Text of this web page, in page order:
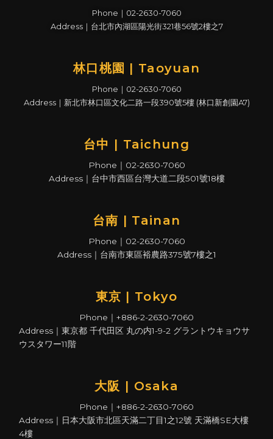
Phone｜02-2630-7060
Address｜台北市內湖區陽光街321巷56號2樓之7
林口桃園 | Taoyuan
Phone｜02-2630-7060
Address｜新北市林口區文化二路一段390號5樓 (林口新創園A7)
台中 | Taichung
Phone｜02-2630-7060
Address｜台中市西區台灣大道二段501號18樓
台南 | Tainan
Phone｜02-2630-7060
Address｜台南市東區裕農路375號7樓之1
東京 | Tokyo
Phone｜+886-2-2630-7060
Address｜東京都 千代田区 丸の内1-9-2 グラントウキョウサ
ウスタワー11階
大阪 | Osaka
Phone｜+886-2-2630-7060
Address｜日本大阪市北區天滿二丁目1之12號 天滿橋SE大樓
4樓